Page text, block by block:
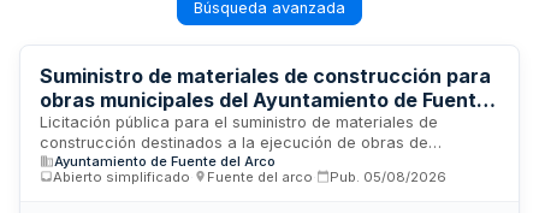
Búsqueda avanzada
Suministro de materiales de construcción para
obras municipales del Ayuntamiento de Fuente
del Arco
Licitación pública para el suministro de materiales de
construcción destinados a la ejecución de obras de
infraestructura municipal. El Ayuntamiento de Fuente del Arco
convoca procedimiento abierto simplificado para adquirir
Ayuntamiento de Fuente del Arco
Abierto simplificado
Fuente del arco Pub. 05/08/2026